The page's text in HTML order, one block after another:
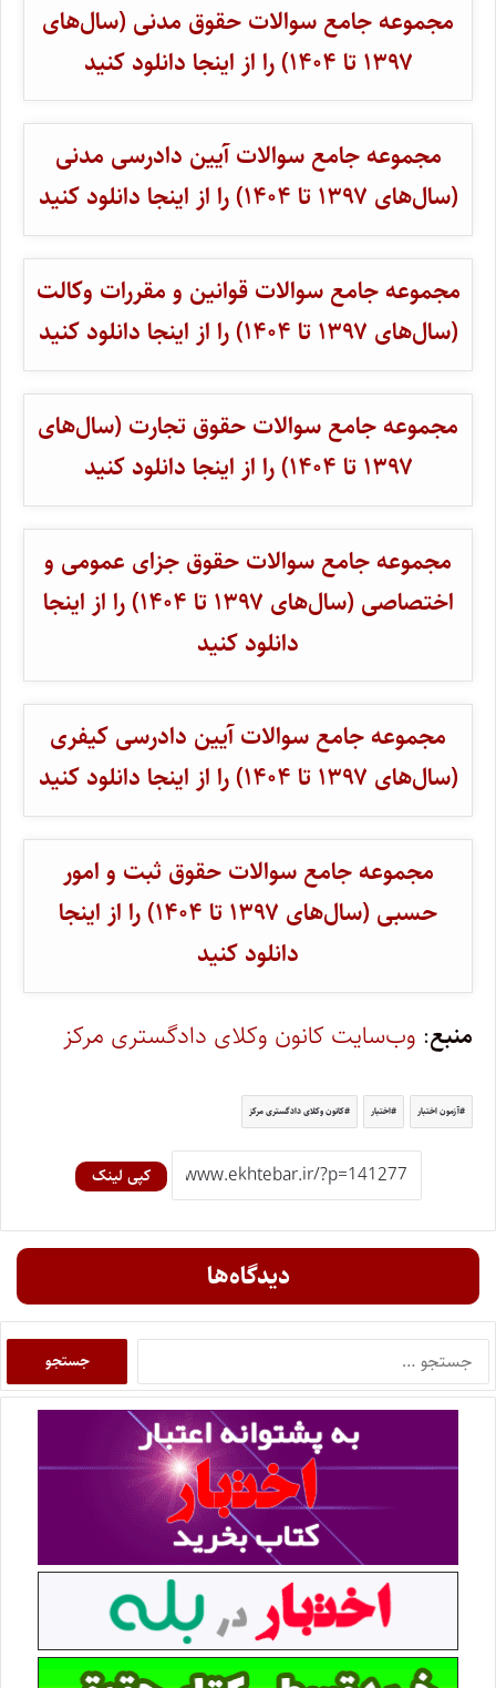
مجموعه جامع سوالات حقوق مدنی (سال‌های
۱۳۹۷ تا ۱۴۰۴) را از اینجا دانلود کنید
مجموعه جامع سوالات آیین دادرسی مدنی
(سال‌های ۱۳۹۷ تا ۱۴۰۴) را از اینجا دانلود کنید
مجموعه جامع سوالات قوانین و مقررات وکالت
(سال‌های ۱۳۹۷ تا ۱۴۰۴) را از اینجا دانلود کنید
مجموعه جامع سوالات حقوق تجارت (سال‌های
۱۳۹۷ تا ۱۴۰۴) را از اینجا دانلود کنید
مجموعه جامع سوالات حقوق جزای عمومی و
اختصاصی (سال‌های ۱۳۹۷ تا ۱۴۰۴) را از اینجا
دانلود کنید
مجموعه جامع سوالات آیین دادرسی کیفری
(سال‌های ۱۳۹۷ تا ۱۴۰۴) را از اینجا دانلود کنید
مجموعه جامع سوالات حقوق ثبت و امور
حسبی (سال‌های ۱۳۹۷ تا ۱۴۰۴) را از اینجا
دانلود کنید
منبع: وب‌سایت کانون وکلای دادگستری مرکز
آزمون اختبار اختبار کانون وکلای دادگستری مرکز
کپی لینک
دیدگاه‌ها